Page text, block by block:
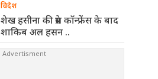
विदेश
शेख हसीना की प्रेस कॉन्फ्रेंस के बाद
शाकिब अल हसन ..